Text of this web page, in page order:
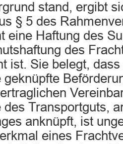
stand, ergibt
§ 5 des
eine Haftung des
des
ist. Sie belegt,
geknüpfte
des Transportguts,
anknüpft, ist
eines